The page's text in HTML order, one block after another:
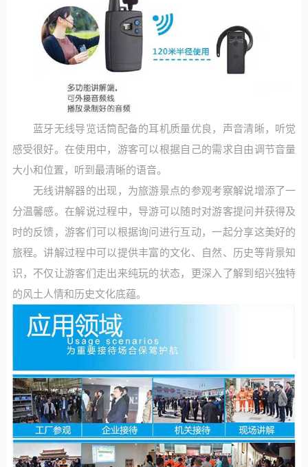
蓝牙无线导览话筒配备的耳机质量优良，声音清晰，听觉
感受很好。在使用中，游客可以根据自己的需求自由调节音量
大小和位置，听到最清晰的语音。
无线讲解器的出现，为旅游景点的参观考察解说增添了一
分温馨感。在解说过程中，导游可以随时对游客提问并获得及
时的反馈，游客们可以根据询问进行互动，一起分享这美好的
旅程。讲解过程中可以提供丰富的文化、自然、历史等背景知
识，不仅让游客们走出来纯玩的状态，更深入了解到绍兴独特
的风土人情和历史文化底蕴。